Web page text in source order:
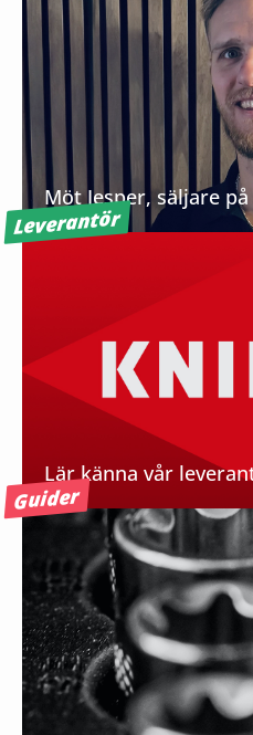
Möt Jesper, säljare
Leverantör
Lär känna vår
Guider